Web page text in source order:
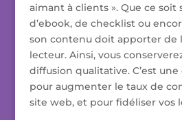
aimant à clients ». Que ce soit
d’ebook, de checklist ou
son contenu doit apporter de
lecteur. Ainsi, vous
diffusion qualitative. C’est
pour augmenter le taux de
site web, et pour fidéliser vos